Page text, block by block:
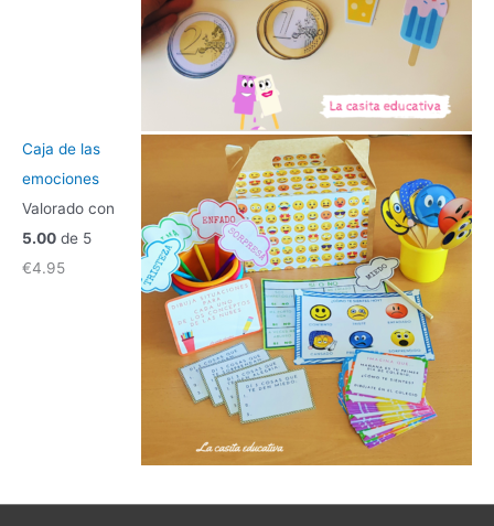
Caja de las
emociones
Valorado con
5.00 de 5
€4.95